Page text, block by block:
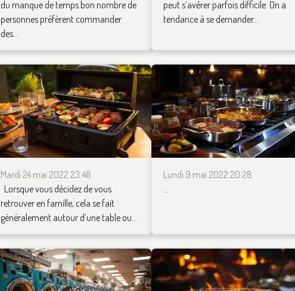
du manque de temps bon nombre de
personnes préfèrent commander
des...
peut s’avérer parfois difficile. On a
tendance à se demander...
Mardi 24 mai 2022 23:48
Lorsque vous décidez de vous
retrouver en famille, cela se fait
généralement autour d’une table ou...
Lundi 9 mai 2022 20:28
...